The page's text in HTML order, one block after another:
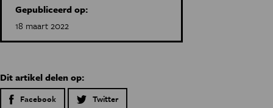
Gepubliceerd op:
18 maart 2022
Dit artikel delen op:
Facebook Twitter